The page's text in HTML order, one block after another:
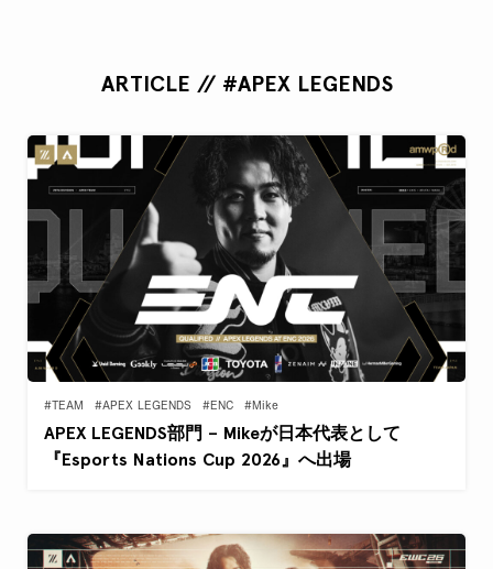
ARTICLE // #APEX LEGENDS
#TEAM #APEX LEGENDS #ENC #Mike
APEX LEGENDS部門 – Mikeが日本代表として
『Esports Nations Cup 2026』へ出場